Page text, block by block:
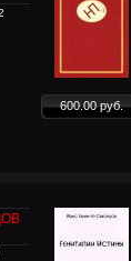
600.00 руб.